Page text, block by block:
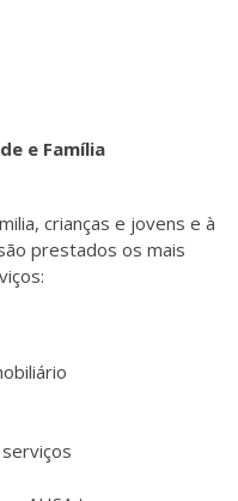
e Família
crianças e jovens e à
prestados os mais